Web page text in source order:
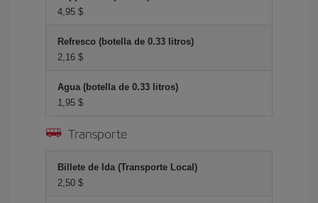
4,95 $
Refresco (botella de 0.33 litros)
2,16 $
Agua (botella de 0.33 litros)
1,95 $
Transporte
Billete de Ida (Transporte Local)
2,50 $